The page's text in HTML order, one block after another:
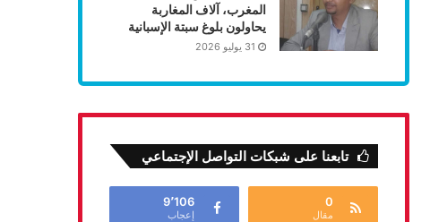
المغرب، آلاف المغاربة
يحاولون بلوغ سبتة الإسبانية
31 يوليو 2026
تابعنا على شبكات التواصل الإجتماعي
0
مقال
9٬106
إعجاب